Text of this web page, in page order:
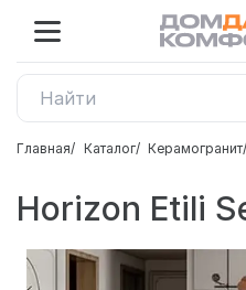
Главная Каталог Керамогранит
Horizon Etili